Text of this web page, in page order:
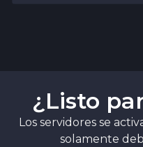
¿Listo
Los servidores se
solamente